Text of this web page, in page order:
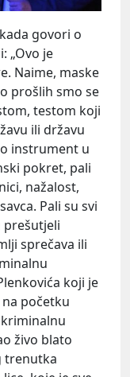
govori o
„Ovo je
Naime, maske
prošlih smo se
testom koji
ili državu
instrument u
pokret, pali
nažalost,
Pali su svi
prešutjeli
sprečava ili
koji je
početku
živo blato
trenutka